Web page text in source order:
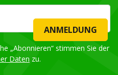
ANMELDUNG
„Abonnieren“ stimmen Sie der
Daten zu.